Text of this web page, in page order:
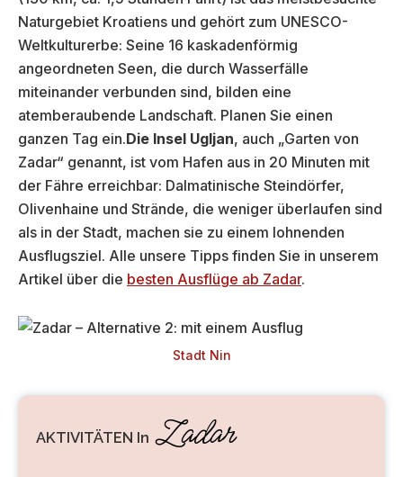
Naturgebiet Kroatiens und gehört zum UNESCO-
Weltkulturerbe: Seine 16 kaskadenförmig
angeordneten Seen, die durch Wasserfälle
miteinander verbunden sind, bilden eine
atemberaubende Landschaft. Planen Sie einen
ganzen Tag ein.Die Insel Ugljan, auch „Garten von
Zadar“ genannt, ist vom Hafen aus in 20 Minuten mit
der Fähre erreichbar: Dalmatinische Steindörfer,
Olivenhaine und Strände, die weniger überlaufen sind
als in der Stadt, machen sie zu einem lohnenden
Ausflugsziel. Alle unsere Tipps finden Sie in unserem
Artikel über die besten Ausflüge ab Zadar.
Stadt Nin
AKTIVITÄTEN In Zadar